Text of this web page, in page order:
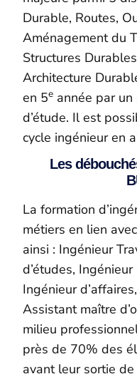
Durable, Routes,
Aménagement du
Structures
Architecture
en 5e année par
d’étude. Il est
cycle ingénieur en
Les
La formation
métiers en lien
ainsi : Ingénieur
d’études,
Ingénieur
Assistant maître
milieu
près de 70% des
avant leur sortie